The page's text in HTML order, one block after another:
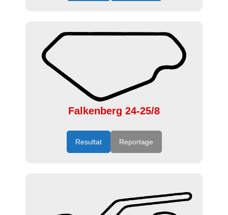
Falkenberg 24-25/8
Resultat Reportage